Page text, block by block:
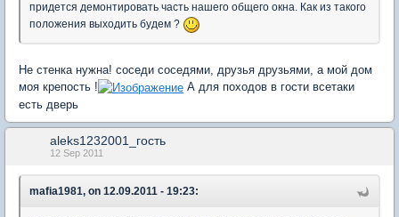
придется демонтировать часть нашего общего окна. Как из такого
положения выходить будем ?
Не стенка нужна! соседи соседями, друзья друзьями, а мой дом
моя крепость !
А для походов в гости всетаки
есть дверь
aleks1232001_гость
12 Sep 2011
mafia1981, on 12.09.2011 - 19:23: